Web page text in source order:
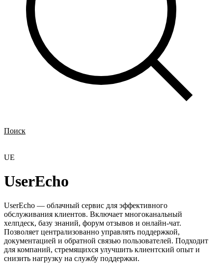
Поиск
UE
UserEcho
UserEcho — облачный сервис для эффективного
обслуживания клиентов. Включает многоканальный
хелпдеск, базу знаний, форум отзывов и онлайн-чат.
Позволяет централизованно управлять поддержкой,
документацией и обратной связью пользователей. Подходит
для компаний, стремящихся улучшить клиентский опыт и
снизить нагрузку на службу поддержки.